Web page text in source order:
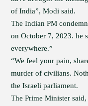
of India”, Modi said.
The Indian PM
on October 7, 2023. he
everywhere.”
“We feel your pain,
murder of civilians.
the Israeli parliament.
The Prime Minister